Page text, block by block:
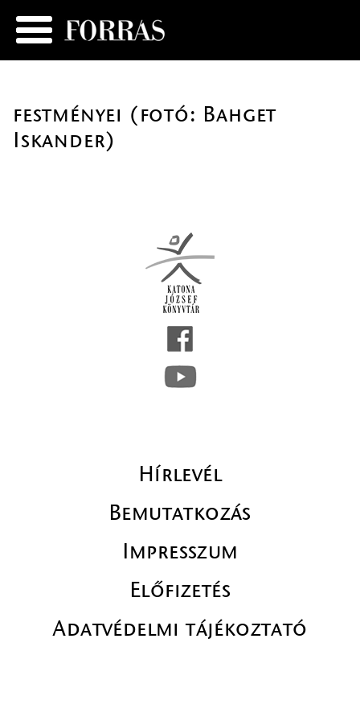
festményei (fotó: Bahget
Iskander)
Hírlevél
Bemutatkozás
Impresszum
Előfizetés
Adatvédelmi tájékoztató